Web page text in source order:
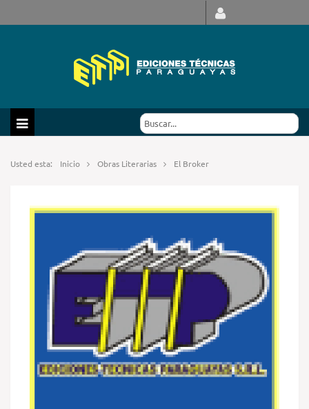
Usted esta: Inicio Obras Literarias El Broker